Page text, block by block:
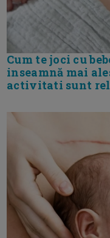
Cum te joci cu
inseamnă mai
activitati sunt